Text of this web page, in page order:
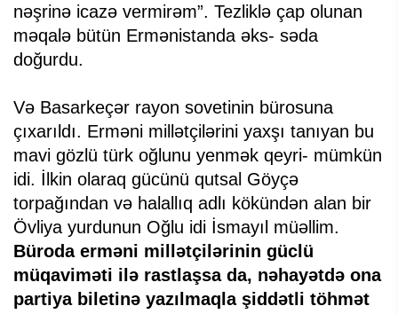
nəşrinə icazə vermirəm”. Tezliklə çap olunan
məqalə bütün Ermənistanda əks- səda
doğurdu.
Və Basarkeçər rayon sovetinin bürosuna
çıxarıldı. Erməni millətçilərini yaxşı tanıyan bu
mavi gözlü türk oğlunu yenmək qeyri- mümkün
idi. İlkin olaraq gücünü qutsal Göyçə
torpağından və halallıq adlı kökündən alan bir
Övliya yurdunun Oğlu idi İsmayıl müəllim.
Büroda erməni millətçilərinin güclü
müqaviməti ilə rastlaşsa da, nəhayətdə ona
partiya biletinə yazılmaqla şiddətli töhmət